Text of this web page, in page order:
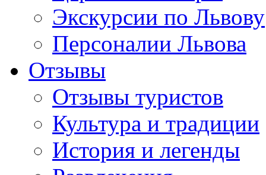
Экскурсии по Львову
Персоналии Львова
Отзывы
Отзывы туристов
Культура и традиции
История и легенды